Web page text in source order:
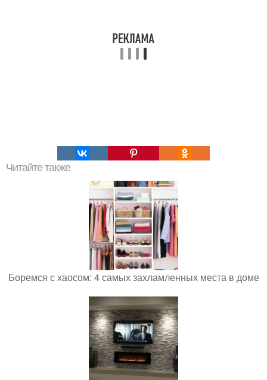
Читайте также
Боремся с хаосом: 4 самых захламленных места в доме